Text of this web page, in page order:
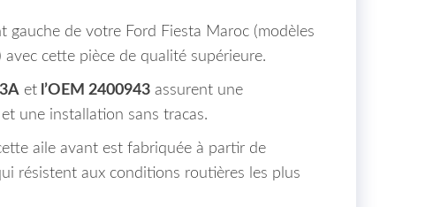
gauche de votre Ford Fiesta Maroc (modèles
cette pièce de qualité supérieure.
etl’OEM 2400943assurent une
une installation sans tracas.
aile avant est fabriquée à partir de
résistent aux conditions routières les plus